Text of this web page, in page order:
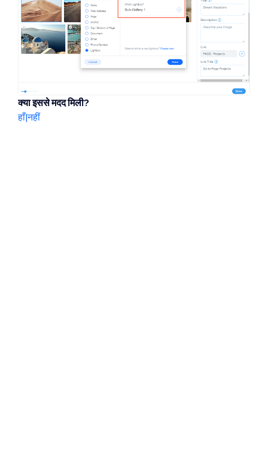
क्या इससे मदद मिली?
हाँ|नहीं